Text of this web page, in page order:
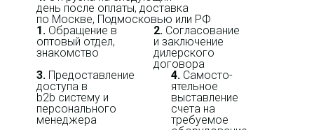
день после оплаты, доставка
по Москве, Подмосковью или РФ
1. Обращение в
оптовый отдел,
знакомство
2. Согласование
и заключение
дилерского
договора
3. Пре­до­ста­вле­ние
доступа в
b2b систему и
персо­нального
мене­джера
4. Само­сто­-
ятель­ное
выставление
счета на
требуемое